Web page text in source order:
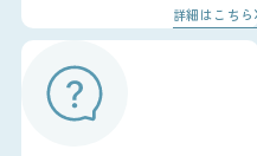
詳細はこちら